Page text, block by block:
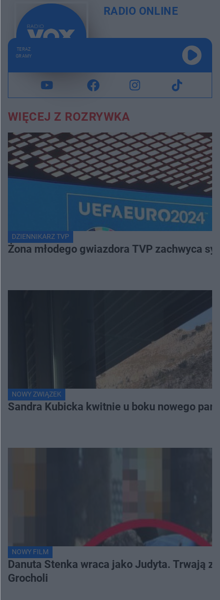
RADIO ONLINE
TERAZ
GRAMY
WIĘCEJ Z ROZRYWKA
DZIENNIKARZ TVP
Żona młodego gwiazdora TVP zachwyca
NOWY ZWIĄZEK
Sandra Kubicka kwitnie u boku nowego
NOWY FILM
Danuta Stenka wraca jako Judyta. Trwają
Grocholi